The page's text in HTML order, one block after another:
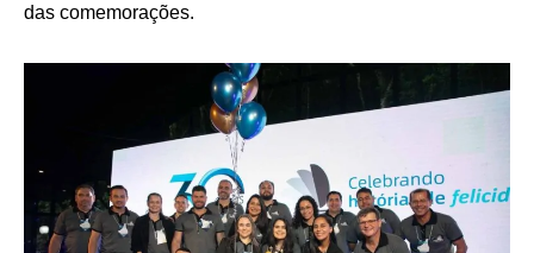
das comemorações.